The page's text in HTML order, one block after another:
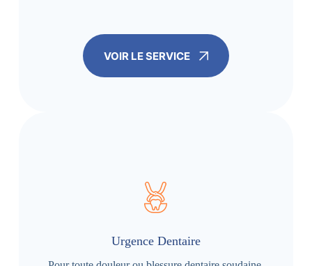
VOIR LE SERVICE
Urgence Dentaire